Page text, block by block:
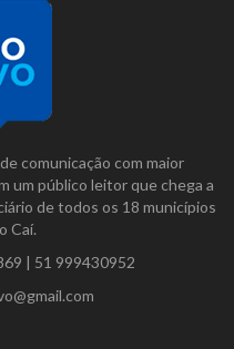
comunicação com maior
um público leitor que chega a
de todos os 18 municípios
Caí.
| 51 999430952